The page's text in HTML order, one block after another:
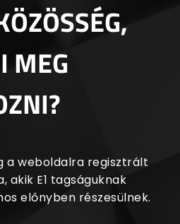
MEG
a weboldalra regisztrált
akik E1 tagságuknak
előnyben részesülnek.